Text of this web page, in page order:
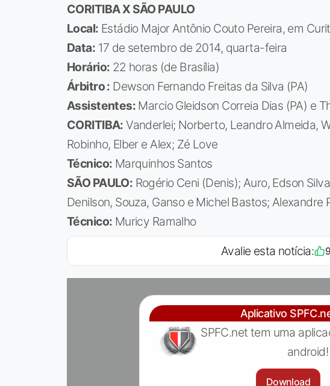
CORITIBA X SÃO PAULO
Local: Estádio Major Antônio Couto Pereira, em
Data: 17 de setembro de 2014, quarta-feira
Horário: 22 horas (de Brasília)
Árbitro : Dewson Fernando Freitas da Silva (PA)
Assistentes: Marcio Gleidson Correia Dias (PA) e
CORITIBA: Vanderlei; Norberto, Leandro Almeida,
Robinho, Elber e Alex; Zé Love
Técnico: Marquinhos Santos
SÃO PAULO: Rogério Ceni (Denis); Auro, Edson
Denilson, Souza, Ganso e Michel Bastos; Alexandre
Técnico: Muricy Ramalho
Avalie esta notícia: 9
Aplicativo
SPFC.net tem uma
android!
Download